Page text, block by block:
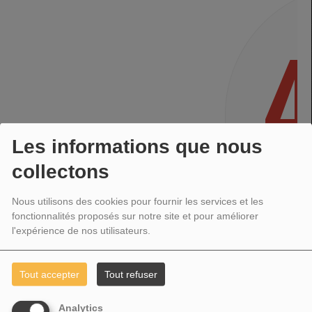
Les informations que nous
collectons
Nous utilisons des cookies pour fournir les services et les
fonctionnalités proposés sur notre site et pour améliorer
l'expérience de nos utilisateurs.
Tout accepter Tout refuser
Analytics
OUPS, VOUS AVEZ